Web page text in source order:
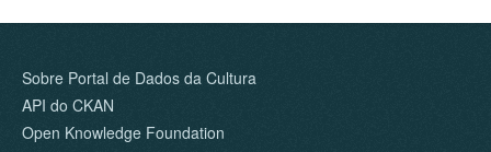
Sobre Portal de Dados da Cultura
API do CKAN
Open Knowledge Foundation